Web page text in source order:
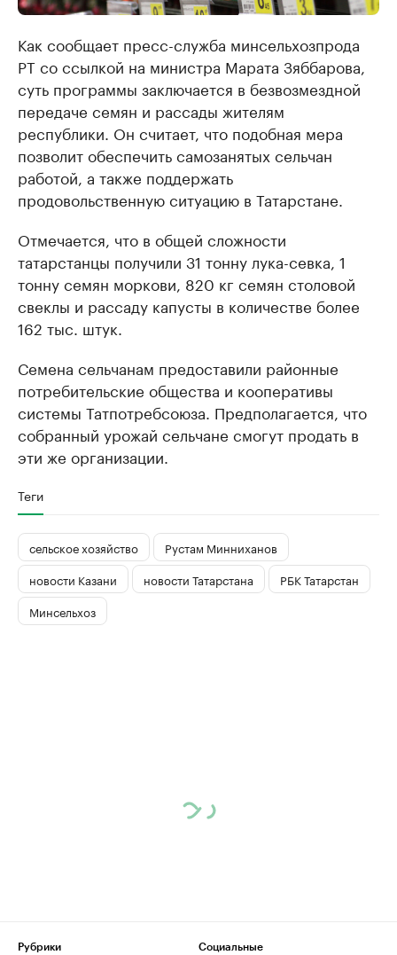
Как сообщает пресс-служба минсельхозпрода
РТ со ссылкой на министра Марата Зяббарова,
суть программы заключается в безвозмездной
передаче семян и рассады жителям
республики. Он считает, что подобная мера
позволит обеспечить самозанятых сельчан
работой, а также поддержать
продовольственную ситуацию в Татарстане.
Отмечается, что в общей сложности
татарстанцы получили 31 тонну лука-севка, 1
тонну семян моркови, 820 кг семян столовой
свеклы и рассаду капусты в количестве более
162 тыс. штук.
Семена сельчанам предоставили районные
потребительские общества и кооперативы
системы Татпотребсоюза. Предполагается, что
собранный урожай сельчане смогут продать в
эти же организации.
Теги
сельское хозяйство
Рустам Минниханов
новости Казани
новости Татарстана
РБК Татарстан
Минсельхоз
Рубрики
Социальные